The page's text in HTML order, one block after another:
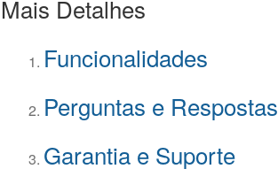
Mais Detalhes
Funcionalidades
Perguntas e Respostas
Garantia e Suporte